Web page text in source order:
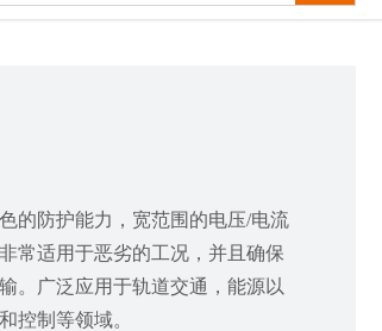
的防护能力，宽范围的电压/电流
常适用于恶劣的工况，并且确保
。广泛应用于轨道交通，能源以
控制等领域。